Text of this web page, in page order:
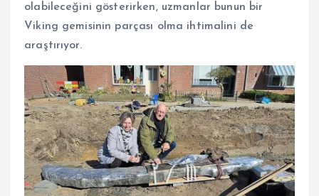
olabileceğini gösterirken, uzmanlar bunun bir
Viking gemisinin parçası olma ihtimalini de
araştırıyor.